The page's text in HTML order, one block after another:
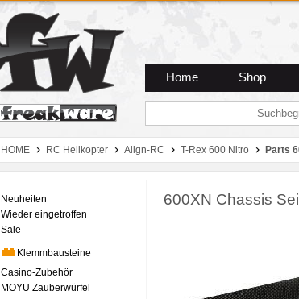
Home Shop
HOME RC Helikopter Align-RC T-Rex 600 Nitro Parts
Neuheiten
Wieder eingetroffen
Sale
Klemmbausteine
Casino-Zubehör
MOYU Zauberwürfel
600XN Chassis